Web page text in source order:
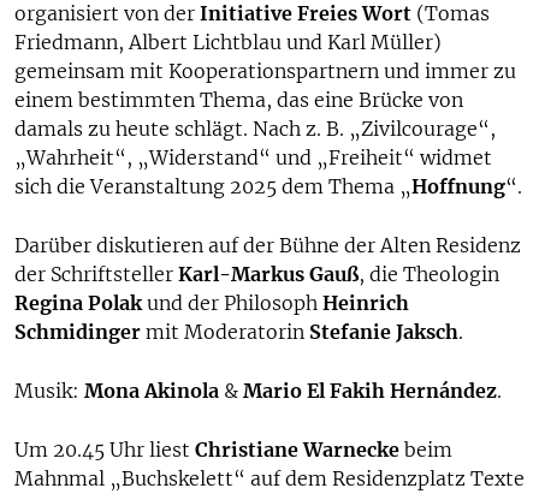
organisiert von der Initiative Freies Wort (Tomas
Friedmann, Albert Lichtblau und Karl Müller)
gemeinsam mit Kooperationspartnern und immer zu
einem bestimmten Thema, das eine Brücke von
damals zu heute schlägt. Nach z. B. „Zivilcourage“,
„Wahrheit“, „Widerstand“ und „Freiheit“ widmet
sich die Veranstaltung 2025 dem Thema „Hoffnung“.
Darüber diskutieren auf der Bühne der Alten Residenz
der Schriftsteller Karl-Markus Gauß, die Theologin
Regina Polakund der Philosoph Heinrich
Schmidinger mit Moderatorin Stefanie Jaksch.
Musik: Mona Akinola & Mario El Fakih Hernández.
Um 20.45 Uhr liest Christiane Warnecke beim
Mahnmal „Buchskelett“ auf dem Residenzplatz Texte